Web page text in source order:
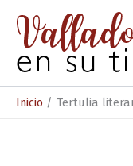
contenido
Inicio Tertulia